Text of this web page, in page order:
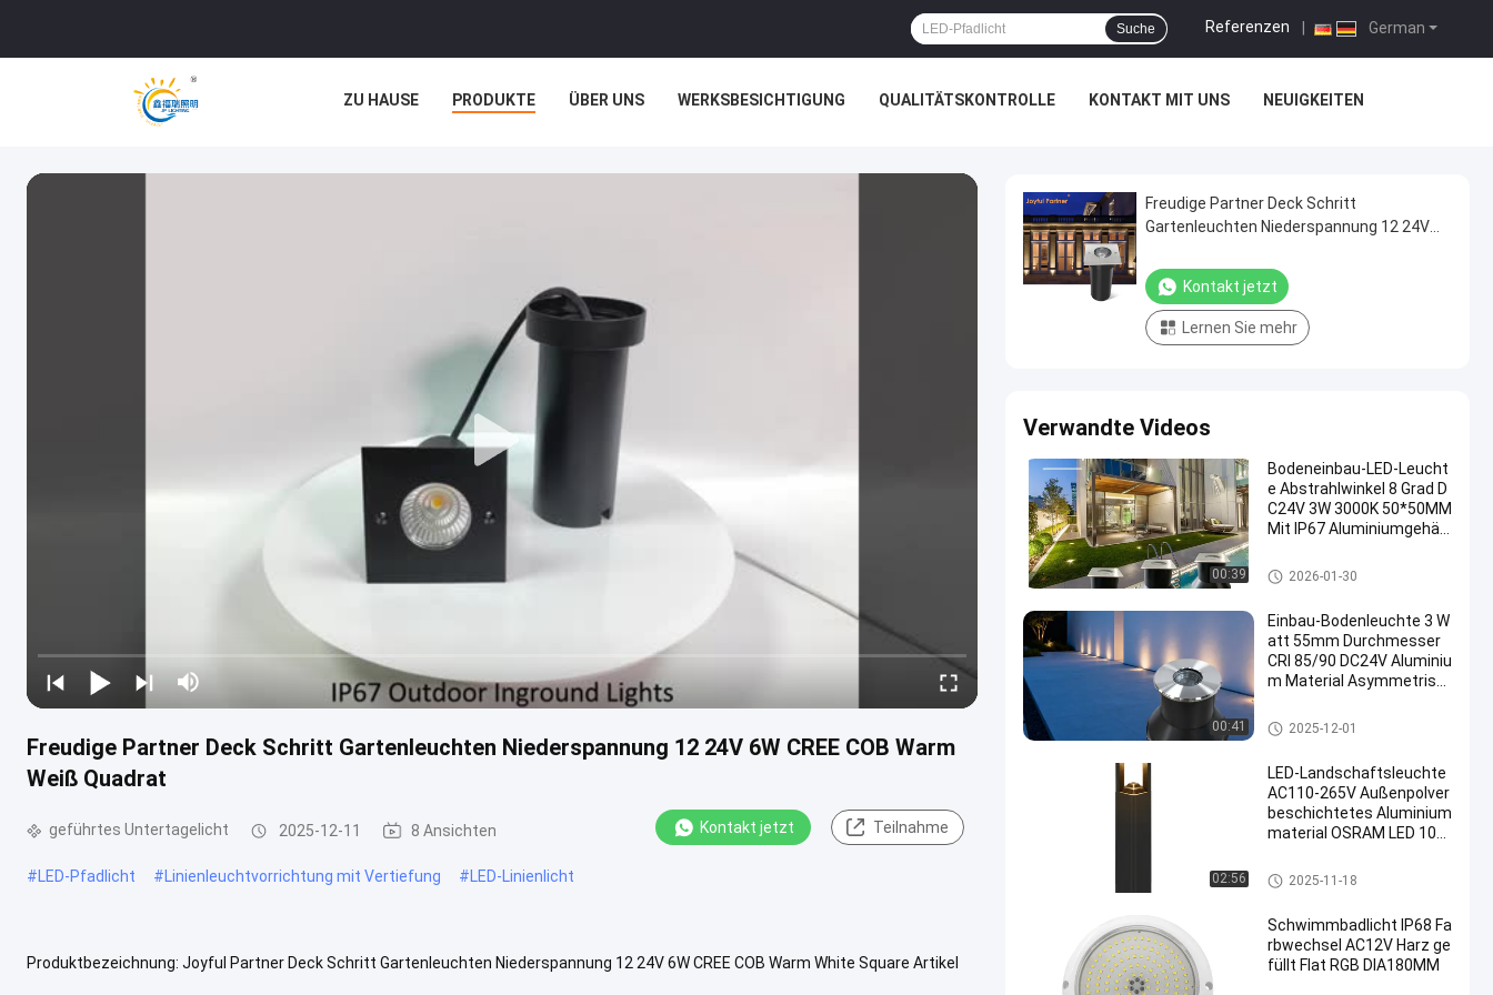
German
Referenzen
Suche
ZU HAUSE PRODUKTE ÜBER UNS WERKSBESICHTIGUNG QUALITÄTSKONTROLLE KONTAKT MIT UNS NEUIGKEITEN
Freudige Partner Deck Schritt Gartenleuchten Niederspannung 12 24V 6W CREE COB Warm
Weiß Quadrat
geführtes Untertagelicht 2025-12-11 8 Ansichten Kontakt jetzt Teilnahme
#LED-Pfadlicht #Linienleuchtvorrichtung mit Vertiefung #LED-Linienlicht
Produktbezeichnung: Joyful Partner Deck Schritt Gartenleuchten Niederspannung 12 24V 6W CREE COB Warm White Square Artikel
Freudige Partner Deck Schritt
Gartenleuchten Niederspannung 12 24V
Kontakt jetzt
Lernen Sie mehr
Verwandte Videos
00:39
Bodeneinbau-LED-Leucht
e Abstrahlwinkel 8 Grad D
C24V 3W 3000K 50*50MM
Mit IP67 Aluminiumgehäu
geführtes Untertagelicht
2026-01-30
00:41
Einbau-Bodenleuchte 3 W
att 55mm Durchmesser
CRI 85/90 DC24V Aluminiu
m Material Asymmetrisc
geführtes Untertagelicht
2025-12-01
02:56
LED-Landschaftsleuchte
AC110-265V Außenpolver
beschichtetes Aluminium
material OSRAM LED 10W
LED-Graslicht
2025-11-18
Schwimmbadlicht IP68 Fa
rbwechsel AC12V Harz ge
füllt Flat RGB DIA180MM